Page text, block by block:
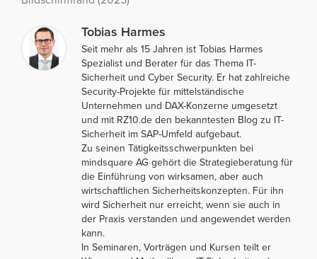
Tobias Harmes
Seit mehr als 15 Jahren ist Tobias Harmes
Spezialist und Berater für das Thema IT-
Sicherheit und Cyber Security. Er hat zahlreiche
Security-Projekte für mittelständische
Unternehmen und DAX-Konzerne umgesetzt
und mit RZ10.de den bekanntesten Blog zu IT-
Sicherheit im SAP-Umfeld aufgebaut.
Zu seinen Tätigkeitsschwerpunkten bei
mindsquare AG gehört die Strategieberatung für
die Einführung von wirksamen, aber auch
wirtschaftlichen Sicherheitskonzepten. Für ihn
wird Sicherheit nur erreicht, wenn sie auch in
der Praxis verstanden und angewendet werden
kann.
In Seminaren, Vorträgen und Kursen teilt er